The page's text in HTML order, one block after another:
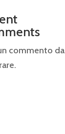
commento da